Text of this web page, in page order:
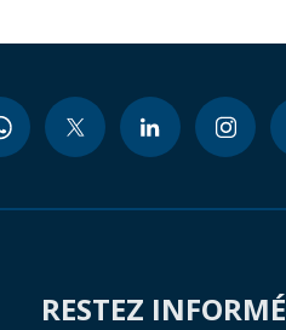
RESTEZ INFORMÉ